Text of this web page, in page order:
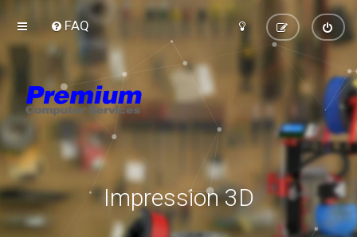
FAQ
Impression 3D